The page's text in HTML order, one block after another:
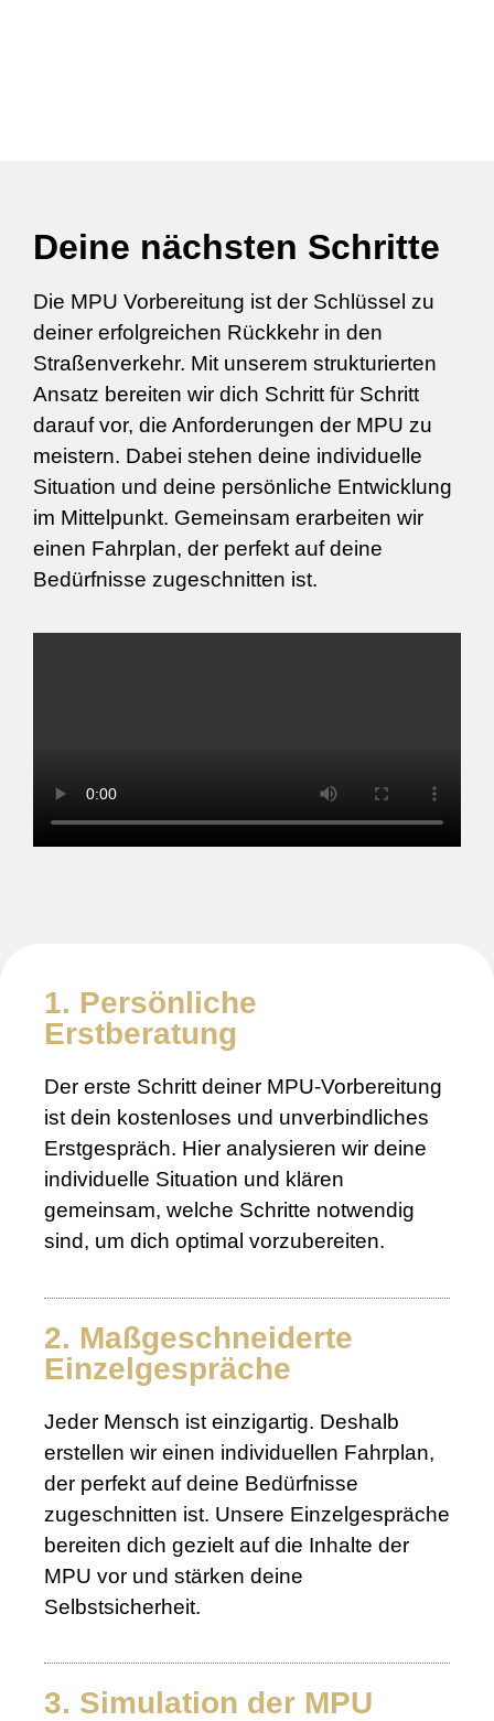
Deine nächsten Schritte
Die MPU Vorbereitung ist der Schlüssel zu
deiner erfolgreichen Rückkehr in den
Straßenverkehr. Mit unserem strukturierten
Ansatz bereiten wir dich Schritt für Schritt
darauf vor, die Anforderungen der MPU zu
meistern. Dabei stehen deine individuelle
Situation und deine persönliche Entwicklung
im Mittelpunkt. Gemeinsam erarbeiten wir
einen Fahrplan, der perfekt auf deine
Bedürfnisse zugeschnitten ist.
1. Persönliche
Erstberatung
Der erste Schritt deiner MPU-Vorbereitung
ist dein kostenloses und unverbindliches
Erstgespräch. Hier analysieren wir deine
individuelle Situation und klären
gemeinsam, welche Schritte notwendig
sind, um dich optimal vorzubereiten.
2. Maßgeschneiderte
Einzelgespräche
Jeder Mensch ist einzigartig. Deshalb
erstellen wir einen individuellen Fahrplan,
der perfekt auf deine Bedürfnisse
zugeschnitten ist. Unsere Einzelgespräche
bereiten dich gezielt auf die Inhalte der
MPU vor und stärken deine
Selbstsicherheit.
3. Simulation der MPU